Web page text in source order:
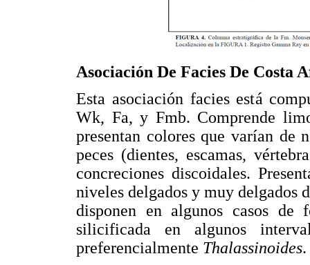
Asociación De Facies De Costa
Esta asociación facies está
Wk, Fa, y Fmb. Comprende
presentan colores que varían de
peces (dientes, escamas,
concreciones discoidales.
niveles delgados y muy delgados
disponen en algunos casos de
silicificada en algunos
preferencialmente Thalassinoides.